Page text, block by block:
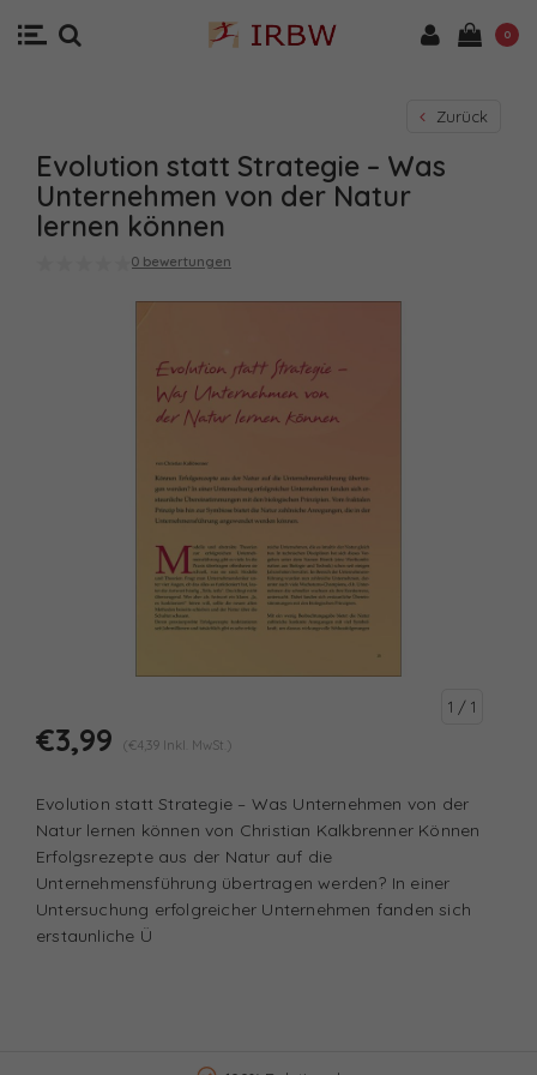
0
Zurück
Evolution statt Strategie – Was
Unternehmen von der Natur
lernen können
0 bewertungen
1 / 1
€3,99 (€4,39 Inkl. MwSt.)
Evolution statt Strategie – Was Unternehmen von der
Natur lernen können von Christian Kalkbrenner Können
Erfolgsrezepte aus der Natur auf die
Unternehmensführung übertragen werden? In einer
Untersuchung erfolgreicher Unternehmen fanden sich
erstaunliche Ü